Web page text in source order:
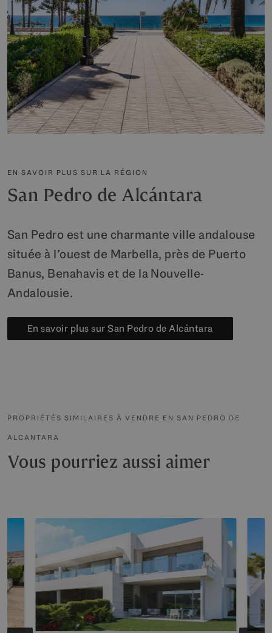
EN SAVOIR PLUS SUR LA RÉGION
San Pedro de Alcántara
San Pedro est une charmante ville andalouse
située à l’ouest de Marbella, près de Puerto
Banus, Benahavis et de la Nouvelle-
Andalousie.
En savoir plus sur San Pedro de Alcántara
PROPRIÉTÉS SIMILAIRES À VENDRE EN SAN PEDRO DE
ALCANTARA
Vous pourriez aussi aimer